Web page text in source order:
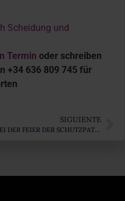
Scheidung und
Termin oder schreiben
+34 636 809 745 für
SIGUIENTE
BEI DER FEIER DER SCHUTZPATRONIN DER GUARDIA CIVIL DABEI